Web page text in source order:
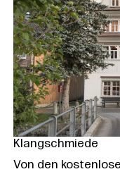
Klangschmiede
Von den